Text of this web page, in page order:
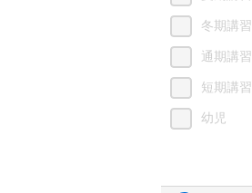
冬期講習
通期講習
短期講習
幼児